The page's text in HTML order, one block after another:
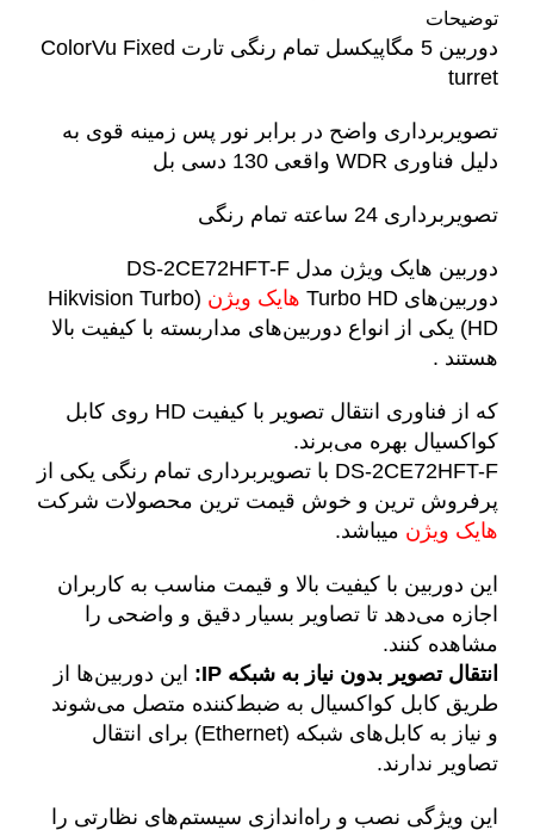
توضیحات
دوربین 5 مگاپیکسل تمام رنگی تارت ColorVu Fixed
turret
تصویربرداری واضح در برابر نور پس زمینه قوی به
دلیل فناوری WDR واقعی 130 دسی بل
تصویربرداری 24 ساعته تمام رنگی
دوربین هایک ویژن مدل DS-2CE72HFT-F
دوربین‌های Turbo HD
هایک ویژن (Hikvision Turbo
HD) یکی از انواع دوربین‌های مداربسته با کیفیت بالا
هستند .
که از فناوری انتقال تصویر با کیفیت HD روی کابل
کواکسیال بهره می‌برند.
DS-2CE72HFT-F با تصویربرداری تمام رنگی یکی از
پرفروش ترین و خوش قیمت ترین محصولات شرکت
هایک ویژن میباشد.
این دوربین با کیفیت بالا و قیمت مناسب به کاربران
اجازه می‌دهد تا تصاویر بسیار دقیق و واضحی را
مشاهده کنند.
انتقال تصویر بدون نیاز به شبکه IP:
این دوربین‌ها از
طریق کابل کواکسیال به ضبط‌کننده متصل می‌شوند
و نیاز به کابل‌های شبکه (Ethernet) برای انتقال
تصاویر ندارند.
این ویژگی نصب و راه‌اندازی سیستم‌های نظارتی را